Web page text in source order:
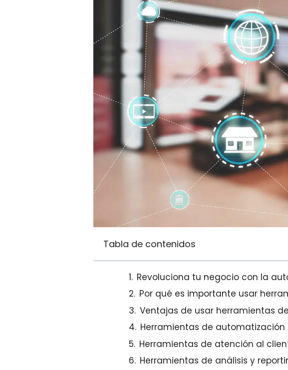
Tabla de contenidos
Revoluciona tu negocio con la
Por qué es importante usar
Ventajas de usar herramientas
Herramientas de
Herramientas de atención al
Herramientas de análisis y